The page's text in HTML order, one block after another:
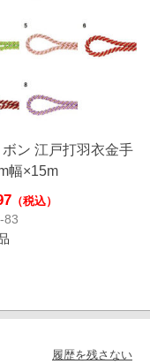
ン 江戸打羽衣金手
幅×15m
（税込）
83
履歴を残さない